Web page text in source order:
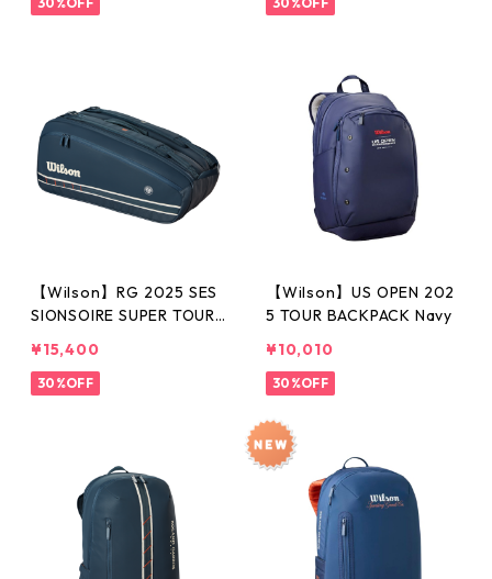
【Wilson】RG 2025 SES
SIONSOIRE SUPER TOUR
¥15,400
30%OFF
【Wilson】US OPEN 202
5 TOUR BACKPACK Navy
¥10,010
30%OFF